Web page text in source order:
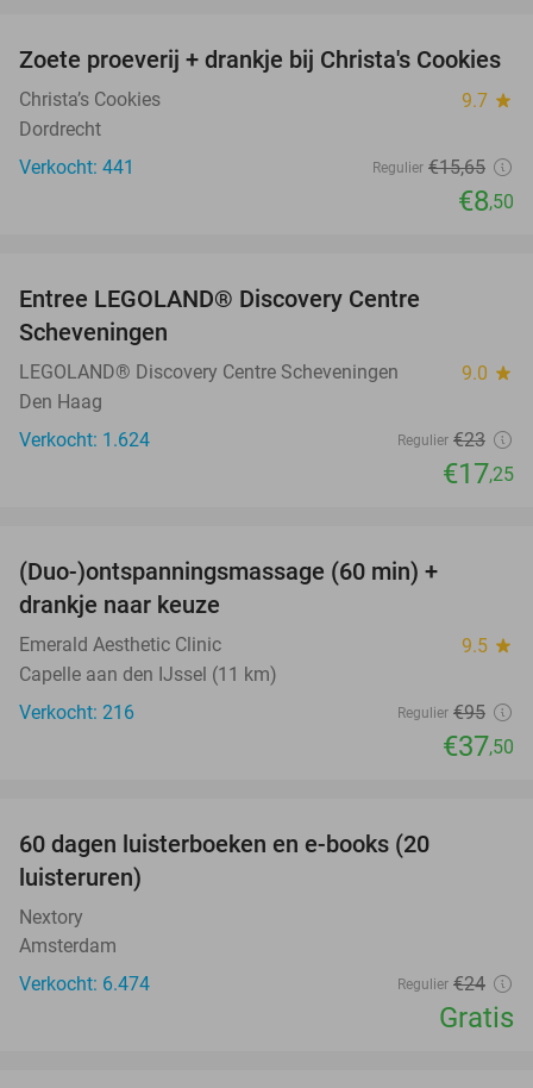
46%
Zoete proeverij + drankje bij Christa's Cookies
Christa’s Cookies 9.7 star
Dordrecht
Verkocht: 441
Regulier €15,65
€8,50
Entree LEGOLAND® Discovery Centre
Scheveningen
LEGOLAND® Discovery Centre Scheveningen 9.0 star
Den Haag
Verkocht: 1.624
Regulier €23
€17,25
(Duo-)ontspanningsmassage (60 min) +
drankje naar keuze
Emerald Aesthetic Clinic 9.5 star
Capelle aan den IJssel (11 km)
Verkocht: 216
Regulier €95
€37,50
60 dagen luisterboeken en e-books (20
luisteruren)
Nextory
Amsterdam
Verkocht: 6.474
Regulier €24
Gratis